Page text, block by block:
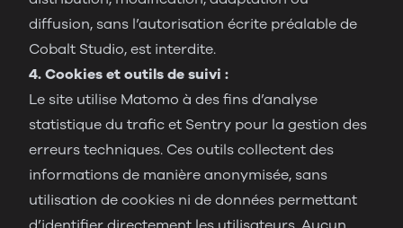
diffusion, sans l’autorisation écrite préalable de
Cobalt Studio, est interdite.
4. Cookies et outils de suivi :
Le site utilise Matomo à des fins d’analyse
statistique du trafic et Sentry pour la gestion des
erreurs techniques. Ces outils collectent des
informations de manière anonymisée, sans
utilisation de cookies ni de données permettant